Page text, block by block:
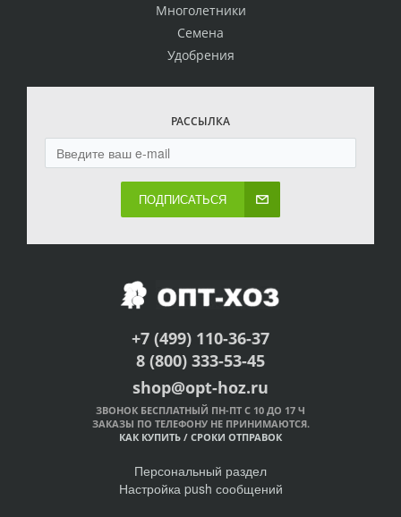
Многолетники
Семена
Удобрения
РАССЫЛКА
ПОДПИСАТЬСЯ
+7 (499) 110-36-37
8 (800) 333-53-45
shop@opt-hoz.ru
ЗВОНОК БЕСПЛАТНЫЙ ПН-ПТ С 10 ДО 17 Ч
ЗАКАЗЫ ПО ТЕЛЕФОНУ НЕ ПРИНИМАЮТСЯ.
КАК КУПИТЬ / СРОКИ ОТПРАВОК
Персональный раздел
Настройка push сообщений